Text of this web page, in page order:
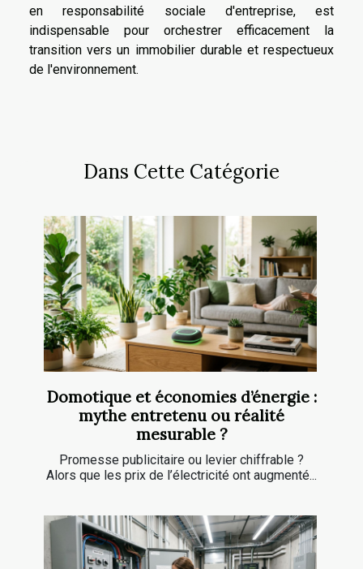
en responsabilité sociale d'entreprise, est
indispensable pour orchestrer efficacement la
transition vers un immobilier durable et respectueux
de l'environnement.
Dans Cette Catégorie
Domotique et économies d’énergie :
mythe entretenu ou réalité
mesurable ?
Promesse publicitaire ou levier chiffrable ?
Alors que les prix de l’électricité ont augmenté...